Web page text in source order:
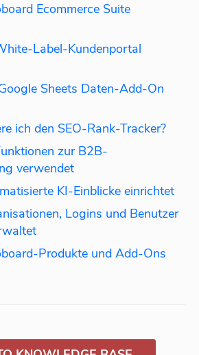
Ecommerce Suite
Label-Kundenportal
Sheets Daten-Add-On
ich den SEO-Rank-Tracker?
zur B2B-
verwendet
KI-Einblicke einrichtet
Logins und Benutzer
Produkte und Add-Ons